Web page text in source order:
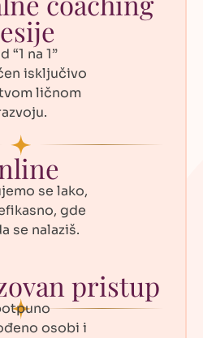
“1 na 1”
isključivo
ličnom
se lako,
gde
se nalaziš.
pristup
osobi i